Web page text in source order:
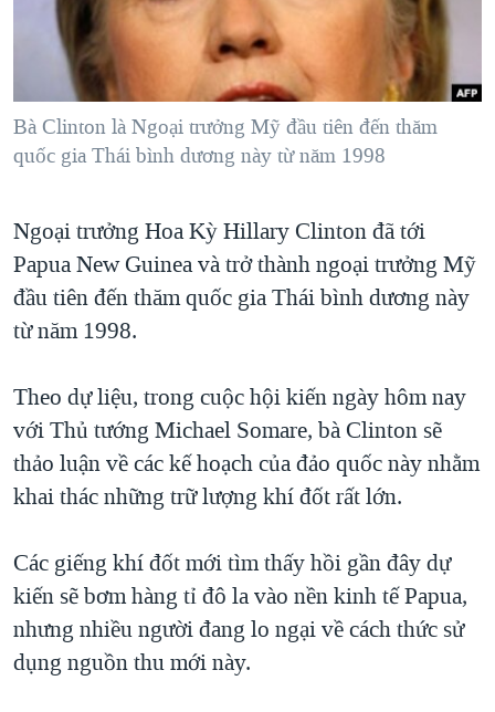
"Tìm"NGƯỜI VIỆT HẢI NGOẠI
ĐỜI SỐNG
KINH TẾ
VĂN HOÁ
THỂ THAO
GIÁO DỤC
HÀNH TRÌNH BẦU CỬ 2024
MỘT NĂM CHIẾN TRANH TẠI DẢI GAZA
GIẢI MÃ VÀNH ĐAI & CON ĐƯỜNG
NGÀY TỊ NẠN THẾ GIỚI
GROUND ZERO – XƯA VÀ NAY
CHI PHÍ CHIẾN TRANH AFGHANISTAN
CÁC GIÁ TRỊ CỘNG HÒA Ở VIỆT NAM
TRỊNH VĨNH BÌNH VS. CHÍNH PHỦ VIỆT NAM
NGƯ DÂN VIỆT VÀ LÀN SÓNG TRỘM HẢI SÂM
BÊN KIA QUỐC LỘ: TIẾNG VỌNG TỪ NÔNG THÔN MỸ
VIDEO
NGHE
MẠNG XÃ HỘI
Ngôn ngữ khác
Bà Clinton là Ngoại trưởng Mỹ đầu tiên đến thăm
quốc gia Thái bình dương này từ năm 1998
Ngoại trưởng Hoa Kỳ Hillary Clinton đã tới
Papua New Guinea và trở thành ngoại trưởng Mỹ
đầu tiên đến thăm quốc gia Thái bình dương này
từ năm 1998.
Theo dự liệu, trong cuộc hội kiến ngày hôm nay
với Thủ tướng Michael Somare, bà Clinton sẽ
thảo luận về các kế hoạch của đảo quốc này nhằm
khai thác những trữ lượng khí đốt rất lớn.
Các giếng khí đốt mới tìm thấy hồi gần đây dự
kiến sẽ bơm hàng tỉ đô la vào nền kinh tế Papua,
nhưng nhiều người đang lo ngại về cách thức sử
dụng nguồn thu mới này.